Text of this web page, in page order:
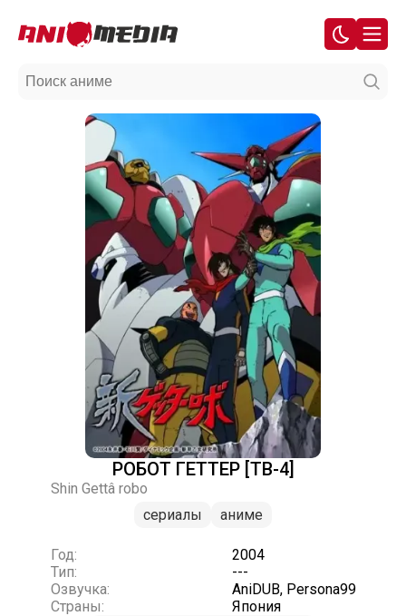
РОБОТ ГЕТТЕР [ТВ-4]
Shin Gettâ robo
сериалы
аниме
Год:
2004
Тип:
---
Озвучка:
AniDUB, Persona99
Страны:
Япония